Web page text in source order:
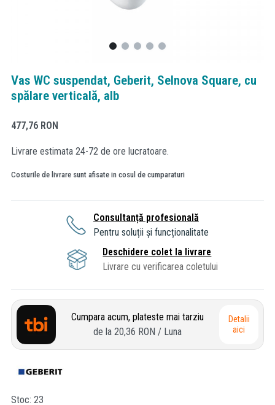
Vas WC suspendat, Geberit, Selnova Square, cu
spălare verticală, alb
477,76 RON
Livrare estimata 24-72 de ore lucratoare.
Costurile de livrare sunt afisate in cosul de cumparaturi
Consultanță profesională
Pentru soluții și funcționalitate
Deschidere colet la livrare
Livrare cu verificarea coletului
Cumpara acum, plateste mai tarziu
de la 20,36 RON / Luna
Detalii
aici
Stoc 23